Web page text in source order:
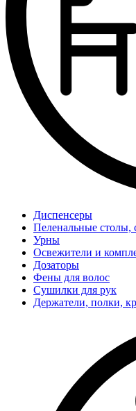
Диспенсеры
Пеленальные столы,
Урны
Освежители и
Дозаторы
Фены для волос
Сушилки для рук
Держатели, полки,